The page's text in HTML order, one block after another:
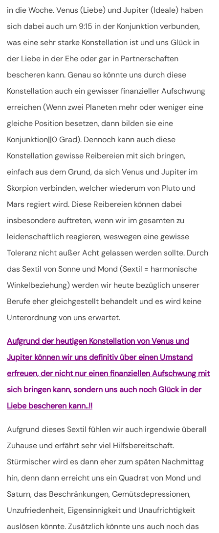
in die Woche. Venus (Liebe) und Jupiter (Ideale) haben
sich dabei auch um 9:15 in der Konjunktion verbunden,
was eine sehr starke Konstellation ist und uns Glück in
der Liebe in der Ehe oder gar in Partnerschaften
bescheren kann. Genau so könnte uns durch diese
Konstellation auch ein gewisser finanzieller Aufschwung
erreichen (Wenn zwei Planeten mehr oder weniger eine
gleiche Position besetzen, dann bilden sie eine
Konjunktion||0 Grad). Dennoch kann auch diese
Konstellation gewisse Reibereien mit sich bringen,
einfach aus dem Grund, da sich Venus und Jupiter im
Skorpion verbinden, welcher wiederum von Pluto und
Mars regiert wird. Diese Reibereien können dabei
insbesondere auftreten, wenn wir im gesamten zu
leidenschaftlich reagieren, weswegen eine gewisse
Toleranz nicht außer Acht gelassen werden sollte. Durch
das Sextil von Sonne und Mond (Sextil = harmonische
Winkelbeziehung) werden wir heute bezüglich unserer
Berufe eher gleichgestellt behandelt und es wird keine
Unterordnung von uns erwartet.
Aufgrund der heutigen Konstellation von Venus und
Jupiter können wir uns definitiv über einen Umstand
erfreuen, der nicht nur einen finanziellen Aufschwung mit
sich bringen kann, sondern uns auch noch Glück in der
Liebe bescheren kann..!!
Aufgrund dieses Sextil fühlen wir auch irgendwie überall
Zuhause und erfährt sehr viel Hilfsbereitschaft.
Stürmischer wird es dann eher zum späten Nachmittag
hin, denn dann erreicht uns ein Quadrat von Mond und
Saturn, das Beschränkungen, Gemütsdepressionen,
Unzufriedenheit, Eigensinnigkeit und Unaufrichtigkeit
auslösen könnte. Zusätzlich könnte uns auch noch das